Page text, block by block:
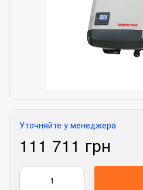
Уточняйте у менеджера
111 711 грн